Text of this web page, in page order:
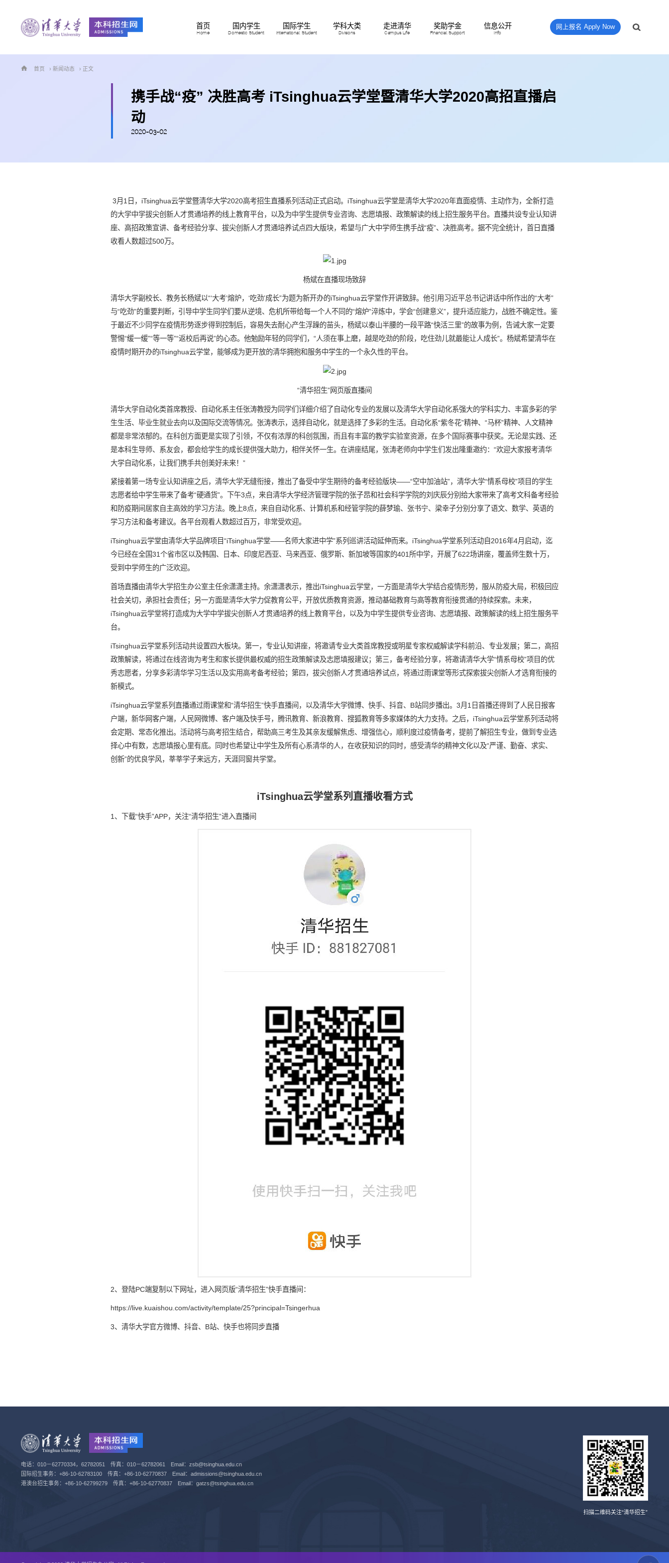
网上报名 Apply Now
首页
Home
国内学生
Domestic Student
国际学生
International Student
学科大类
Divisions
走进清华
Campus Life
奖助学金
Financial Support
信息公开
Info
首页 › 新闻动态 › 正文
携手战“疫” 决胜高考 iTsinghua云学堂暨清华大学2020高招直播启
动
2020-03-02
3月1日，iTsinghua云学堂暨清华大学2020高考招生直播系列活动正式启动。iTsinghua云学堂是清华大学2020年直面疫情、主动作为，全新打造
的大学中学拔尖创新人才贯通培养的线上教育平台，以及为中学生提供专业咨询、志愿填报、政策解读的线上招生服务平台。直播共设专业认知讲
座、高招政策宣讲、备考经验分享、拔尖创新人才贯通培养试点四大版块，希望与广大中学师生携手战“疫”、决胜高考。据不完全统计，首日直播
收看人数超过500万。
杨斌在直播现场致辞
清华大学副校长、教务长杨斌以“‘大考’熔炉，‘吃劲’成长”为题为新开办的iTsinghua云学堂作开讲致辞。他引用习近平总书记讲话中所作出的“大考”
与“吃劲”的重要判断，引导中学生同学们要从逆境、危机所带给每一个人不同的“熔炉”淬炼中，学会“创建意义”，提升适应能力，战胜不确定性。鉴
于最近不少同学在疫情形势逐步得到控制后，容易失去耐心产生浮躁的苗头，杨斌以泰山半腰的一段平路“快活三里”的故事为例，告诫大家一定要
警惕“缓一缓”“等一等”“返校后再说”的心态。他勉励年轻的同学们，“人须在事上磨，越是吃劲的阶段，吃住劲儿就最能让人成长”。杨斌希望清华在
疫情时期开办的iTsinghua云学堂，能够成为更开放的清华拥抱和服务中学生的一个永久性的平台。
“清华招生”网页版直播间
清华大学自动化类首席教授、自动化系主任张涛教授为同学们详细介绍了自动化专业的发展以及清华大学自动化系强大的学科实力、丰富多彩的学
生生活、毕业生就业去向以及国际交流等情况。张涛表示，选择自动化，就是选择了多彩的生活。自动化系“紫冬花”精神、“马杯”精神、人文精神
都是非常浓郁的。在科创方面更是实现了引领，不仅有浓厚的科创氛围，而且有丰富的教学实验室资源，在多个国际赛事中获奖。无论是实践、还
是本科生导师、系友会，都会给学生的成长提供强大助力，相伴关怀一生。在讲座结尾，张涛老师向中学生们发出隆重邀约：“欢迎大家报考清华
大学自动化系，让我们携手共创美好未来！”
紧接着第一场专业认知讲座之后，清华大学无缝衔接，推出了备受中学生期待的备考经验版块——“空中加油站”，清华大学“情系母校”项目的学生
志愿者给中学生带来了备考“硬通货”。下午3点，来自清华大学经济管理学院的张子昂和社会科学学院的刘庆辰分别给大家带来了高考文科备考经验
和防疫期间居家自主高效的学习方法。晚上8点，来自自动化系、计算机系和经管学院的薛梦瑜、张书宁、梁幸子分别分享了语文、数学、英语的
学习方法和备考建议。各平台观看人数超过百万，非常受欢迎。
iTsinghua云学堂由清华大学品牌项目“iTsinghua学堂——名师大家进中学”系列巡讲活动延伸而来。iTsinghua学堂系列活动自2016年4月启动，迄
今已经在全国31个省市区以及韩国、日本、印度尼西亚、马来西亚、俄罗斯、新加坡等国家的401所中学，开展了622场讲座，覆盖师生数十万，
受到中学师生的广泛欢迎。
首场直播由清华大学招生办公室主任余潇潇主持。余潇潇表示，推出iTsinghua云学堂，一方面是清华大学结合疫情形势，服从防疫大局，积极回应
社会关切，承担社会责任；另一方面是清华大学力促教育公平，开放优质教育资源，推动基础教育与高等教育衔接贯通的持续探索。未来，
iTsinghua云学堂将打造成为大学中学拔尖创新人才贯通培养的线上教育平台，以及为中学生提供专业咨询、志愿填报、政策解读的线上招生服务平
台。
iTsinghua云学堂系列活动共设置四大板块。第一，专业认知讲座，将邀请专业大类首席教授或明星专家权威解读学科前沿、专业发展；第二，高招
政策解读，将通过在线咨询为考生和家长提供最权威的招生政策解读及志愿填报建议；第三，备考经验分享，将邀请清华大学“情系母校”项目的优
秀志愿者，分享多彩清华学习生活以及实用高考备考经验；第四，拔尖创新人才贯通培养试点，将通过雨课堂等形式探索拔尖创新人才选育衔接的
新模式。
iTsinghua云学堂系列直播通过雨课堂和“清华招生”快手直播间，以及清华大学微博、快手、抖音、B站同步播出。3月1日首播还得到了人民日报客
户端，新华网客户端，人民网微博、客户端及快手号，腾讯教育、新浪教育、搜狐教育等多家媒体的大力支持。之后，iTsinghua云学堂系列活动将
会定期、常态化推出。活动将与高考招生结合，帮助高三考生及其亲友缓解焦虑、增强信心，顺利度过疫情备考，提前了解招生专业，做到专业选
择心中有数，志愿填报心里有底。同时也希望让中学生及所有心系清华的人，在收获知识的同时，感受清华的精神文化以及“严谨、勤奋、求实、
创新”的优良学风，莘莘学子来远方，天涯同窗共学堂。
iTsinghua云学堂系列直播收看方式
1、下载“快手”APP，关注“清华招生”进入直播间
2、登陆PC端复制以下网址，进入网页版“清华招生”快手直播间：
https://live.kuaishou.com/activity/template/25?principal=Tsingerhua
3、清华大学官方微博、抖音、B站、快手也将同步直播
电话：010－62770334，62782051 传真：010－62782061 Email：zsb@tsinghua.edu.cn
国际招生事务：+86-10-62783100 传真：+86-10-62770837 Email：admissions@tsinghua.edu.cn
港澳台招生事务：+86-10-62799279 传真：+86-10-62770837 Email：gatzs@tsinghua.edu.cn
扫描二维码关注“清华招生”